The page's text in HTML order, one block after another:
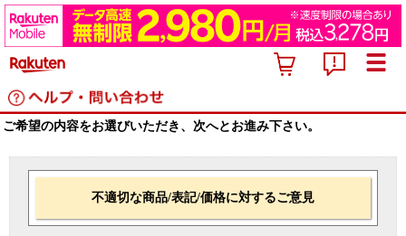
ご希望の内容をお選びいただき、次へとお進み下さい。
不適切な商品/表記/価格に対するご意見